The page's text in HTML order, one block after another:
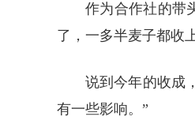
作为合作社的带
了，一多半麦子都收
说到今年的收成
有一些影响。”